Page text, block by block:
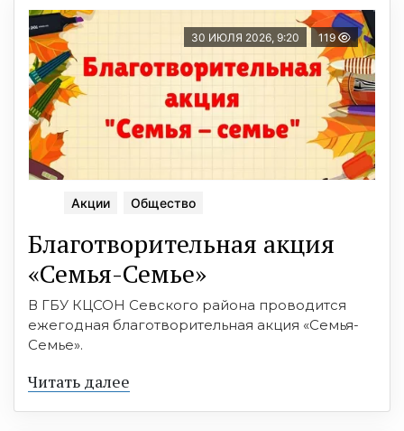
30 ИЮЛЯ 2026, 9:20 119
Акции Общество
Благотворительная акция
«Семья-Семье»
В ГБУ КЦСОН Севского района проводится
ежегодная благотворительная акция «Семья-
Семье».
Читать далее